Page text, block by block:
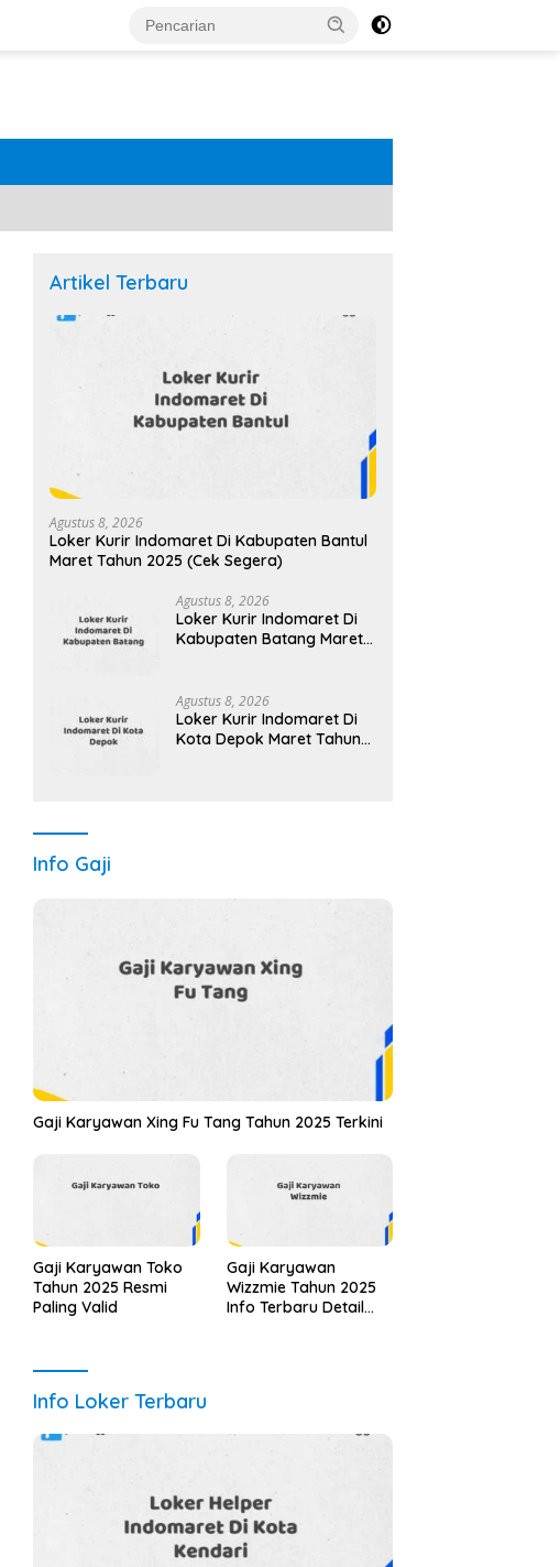
Artikel Terbaru
Agustus 8, 2026
Loker Kurir Indomaret Di Kabupaten Bantul
Maret Tahun 2025 (Cek Segera)
Agustus 8, 2026
Loker Kurir Indomaret Di
Kabupaten Batang Maret
Agustus 8, 2026
Loker Kurir Indomaret Di
Kota Depok Maret Tahun
Info Gaji
Gaji Karyawan Xing Fu Tang Tahun 2025 Terkini
Gaji Karyawan Toko
Tahun 2025 Resmi
Paling Valid
Gaji Karyawan
Wizzmie Tahun 2025
Info Terbaru Detail
Info Loker Terbaru